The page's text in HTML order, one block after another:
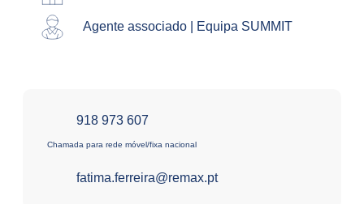
Agente associado | Equipa SUMMIT
918 973 607
Chamada para rede móvel/fixa nacional
fatima.ferreira@remax.pt